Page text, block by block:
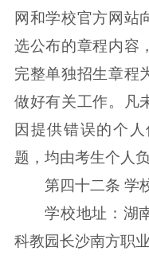
网和学校官方网站
选公布的章程内容
完整单独招生章程
做好有关工作。凡
因提供错误的个
题，均由考生个人负
第四十二条 学
学校地址：湖
科教园长沙南方职